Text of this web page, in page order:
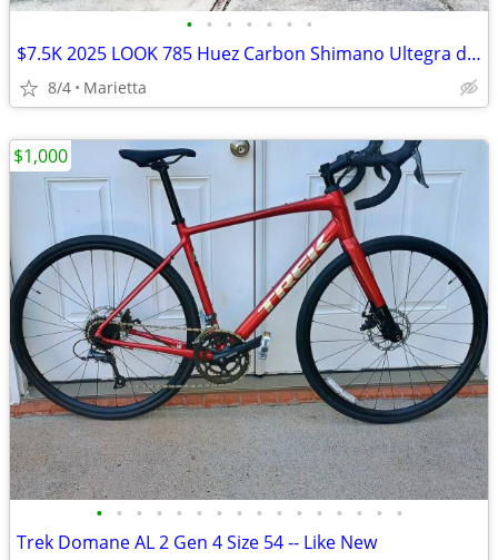
• • • • • • •
$7.5K 2025 LOOK 785 Huez Carbon Shimano Ultegra di2 2x12 R50D Carbon Wheels Med
8/4 Marietta
• • • • • • • • • • • • • • • •
Trek Domane AL 2 Gen 4 Size 54 -- Like New
$1,000